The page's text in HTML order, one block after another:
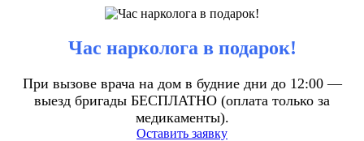
Час нарколога в подарок!
При вызове врача на дом в будние дни до 12:00 —
выезд бригады БЕСПЛАТНО (оплата только за
медикаменты).
Оставить заявку